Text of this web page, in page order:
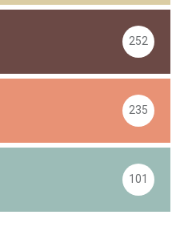
252
235
101